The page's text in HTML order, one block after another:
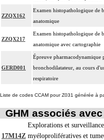
ZZQX162
Examen histopathologique de
anatomique
ZZQX217
Examen histopathologique de
anatomique avec cartographie
GERD001
Épreuve pharmacodynamique
bronchodilatateur, au cours
respiratoire
Liste de codes CCAM pour Z031 générée à
GHM associés avec
17M14Z
Explorations et
myéloprolifératives et